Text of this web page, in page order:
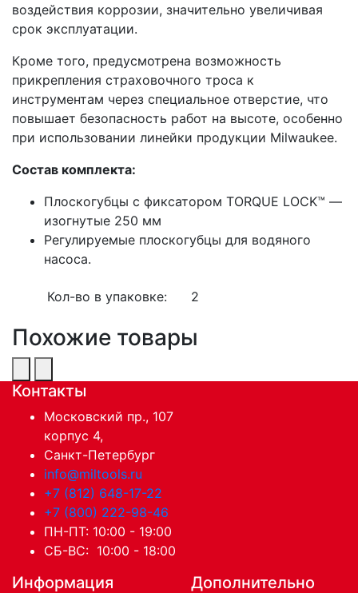
воздействия коррозии, значительно увеличивая
срок эксплуатации.
Кроме того, предусмотрена возможность
прикрепления страховочного троса к
инструментам через специальное отверстие, что
повышает безопасность работ на высоте, особенно
при использовании линейки продукции Milwaukee.
Состав комплекта:
Плоскогубцы с фиксатором TORQUE LOCK™ —
изогнутые 250 мм
Регулируемые плоскогубцы для водяного
насоса.
Кол-во в упаковке: 2
Похожие товары
Контакты
Московский пр., 107
корпус 4,
Санкт-Петербург
info@miltools.ru
+7 (812) 648-17-22
+7 (800) 222-98-46
ПН-ПТ: 10:00 - 19:00
СБ-ВС: 10:00 - 18:00
Информация Дополнительно